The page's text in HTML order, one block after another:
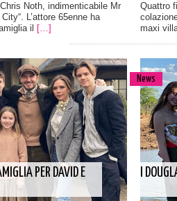
Noth, indimenticabile Mr
L’attore 65enne ha
il
[…]
Quattro
maxi
PER DAVID E
News
I